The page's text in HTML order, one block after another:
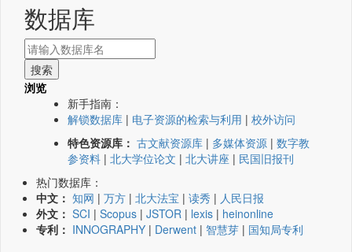
数据库
浏览
新手指南：
解锁数据库 | 电子资源的检索与利用 | 校外访问
特色资源库： 古文献资源库 | 多媒体资源 | 数字教
参资料 | 北大学位论文 | 北大讲座 | 民国旧报刊
热门数据库：
中文： 知网 | 万方 | 北大法宝 | 读秀 | 人民日报
外文： SCI | Scopus | JSTOR | lexis | heinonline
专利： INNOGRAPHY | Derwent | 智慧芽 | 国知局专利